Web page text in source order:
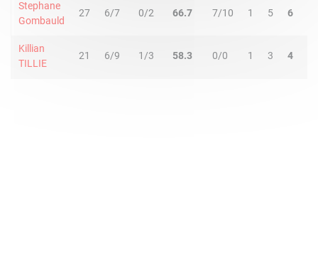
Stephane
Gombauld
27 6/7 0/2 66.7 7/10 1 5 6
Killian
TILLIE
21 6/9 1/3 58.3 0/0 1 3 4